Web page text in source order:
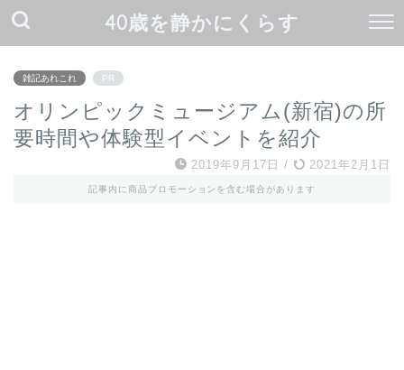
40歳を静かにくらす
雑記あれこれ PR
オリンピックミュージアム(新宿)の所
要時間や体験型イベントを紹介
2019年9月17日 / 2021年2月1日
記事内に商品プロモーションを含む場合があります